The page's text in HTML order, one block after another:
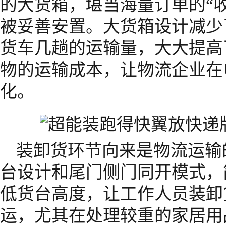
的大货箱，堪当海量订单的“
被妥善安置。大货箱设计减
货车几趟的运输量，大大提
物的运输成本，让物流企业
化。
装卸货环节向来是物流运
台设计和尾门侧门同开模式
低货台高度，让工作人员装
运，尤其在处理较重的家居